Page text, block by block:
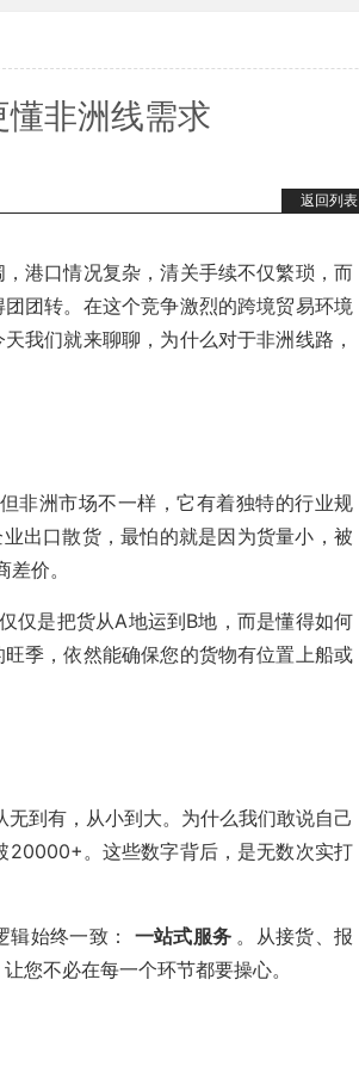
懂非洲线需求
返回列表
港口情况复杂，清关手续不仅繁琐，而
团转。在这个竞争激烈的跨境贸易环境
我们就来聊聊，为什么对于非洲线路，
非洲市场不一样，它有着独特的行业规
出口散货，最怕的就是因为货量小，被
价。
仅是把货从A地运到B地，而是懂得如何
季，依然能确保您的货物有位置上船或
到有，从小到大。为什么我们敢说自己
。这些数字背后，是无数次实打
始终一致： 一站式服务 。从接货、报
您不必在每一个环节都要操心。